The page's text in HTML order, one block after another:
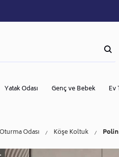
Yatak Odası Genç ve Bebek Ev
Oturma Odası Köşe Koltuk